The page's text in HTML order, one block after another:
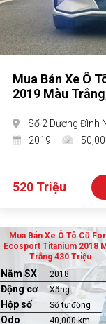
Mua Bán Xe Ô
2019 Màu
Số 2 Dương Đình
2019
520 Triệu
Mua Bán Xe Ô Tô Cũ
Ecosport Titanium 2018
Trắng 430 Triệu
Năm SX 2018
Động cơ Xăng
Hộp số Số tự động
Odo 40,000 km